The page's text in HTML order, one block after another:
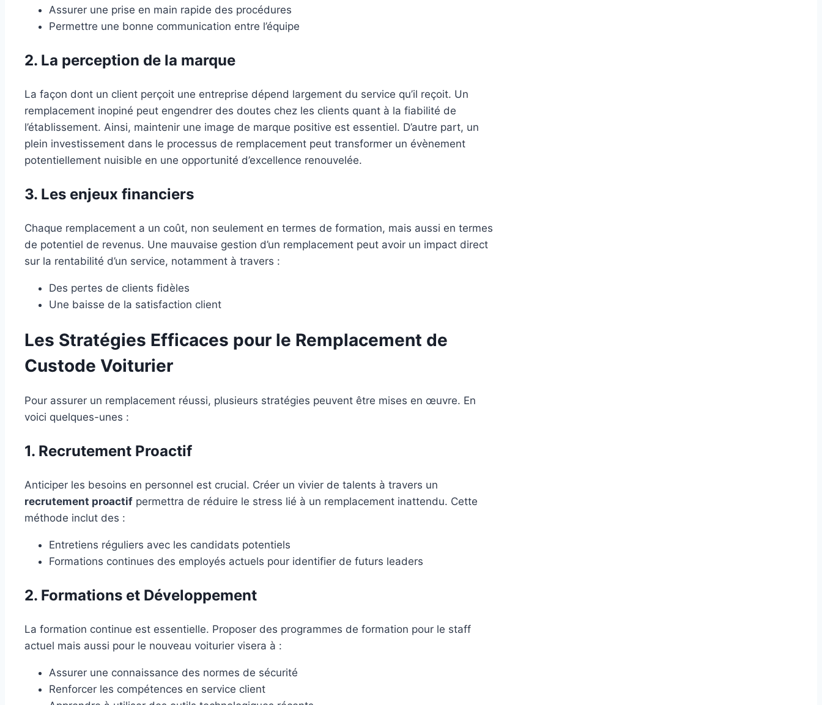
Assurer une prise en main rapide des procédures
Permettre une bonne communication entre l’équipe
2. La perception de la marque
La façon dont un client perçoit une entreprise dépend largement du service qu’il reçoit. Un
remplacement inopiné peut engendrer des doutes chez les clients quant à la fiabilité de
l’établissement. Ainsi, maintenir une image de marque positive est essentiel. D’autre part, un
plein investissement dans le processus de remplacement peut transformer un évènement
potentiellement nuisible en une opportunité d’excellence renouvelée.
3. Les enjeux financiers
Chaque remplacement a un coût, non seulement en termes de formation, mais aussi en termes
de potentiel de revenus. Une mauvaise gestion d’un remplacement peut avoir un impact direct
sur la rentabilité d’un service, notamment à travers :
Des pertes de clients fidèles
Une baisse de la satisfaction client
Les Stratégies Efficaces pour le Remplacement de
Custode Voiturier
Pour assurer un remplacement réussi, plusieurs stratégies peuvent être mises en œuvre. En
voici quelques-unes :
1. Recrutement Proactif
Anticiper les besoins en personnel est crucial. Créer un vivier de talents à travers un
recrutement proactif permettra de réduire le stress lié à un remplacement inattendu. Cette
méthode inclut des :
Entretiens réguliers avec les candidats potentiels
Formations continues des employés actuels pour identifier de futurs leaders
2. Formations et Développement
La formation continue est essentielle. Proposer des programmes de formation pour le staff
actuel mais aussi pour le nouveau voiturier visera à :
Assurer une connaissance des normes de sécurité
Renforcer les compétences en service client